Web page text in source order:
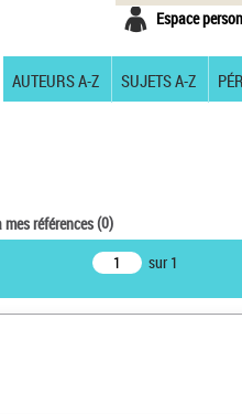
Espace
AUTEURS A-Z SUJETS A-Z
mes références(0)
sur 1